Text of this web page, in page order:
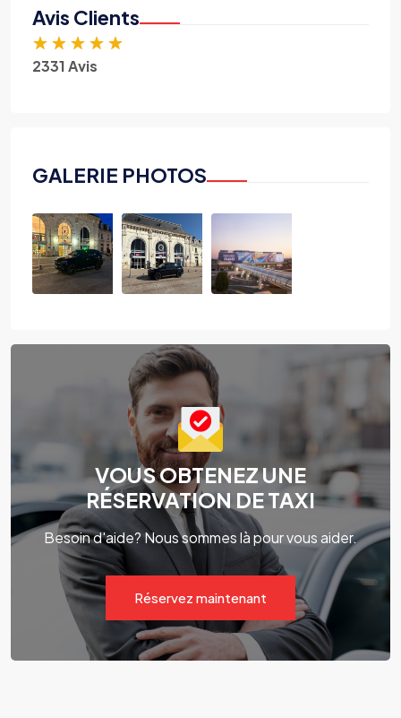
Avis Clients
★ ★ ★ ★ ★
2331 Avis
GALERIE PHOTOS
VOUS OBTENEZ UNE
RÉSERVATION DE TAXI
Besoin d'aide? Nous sommes là pour vous aider.
Réservez maintenant